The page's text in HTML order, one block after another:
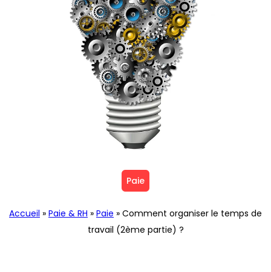
Paie
Accueil » Paie & RH » Paie » Comment organiser le temps de
travail (2ème partie) ?